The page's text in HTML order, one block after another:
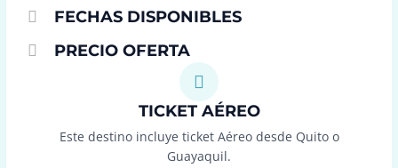
FECHAS DISPONIBLES
PRECIO OFERTA
TICKET AÉREO
Este destino incluye ticket Aéreo desde Quito o
Guayaquil.